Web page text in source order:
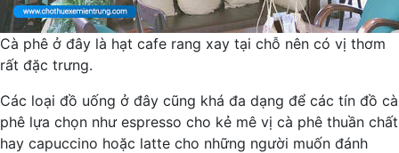
Cà phê ở đây là hạt cafe rang xay tại chỗ nên có vị thơm
rất đặc trưng.
Các loại đồ uống ở đây cũng khá đa dạng để các tín đồ cà
phê lựa chọn như espresso cho kẻ mê vị cà phê thuần chất
hay capuccino hoặc latte cho những người muốn đánh